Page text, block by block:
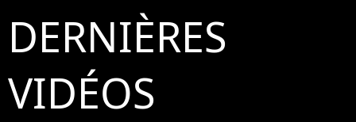
DERNIÈRES
VIDÉOS